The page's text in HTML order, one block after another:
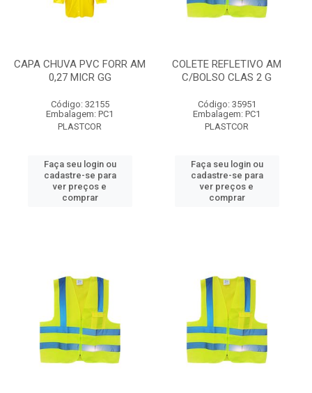
CAPA CHUVA PVC FORR AM
0,27 MICR GG
Código: 32155
Embalagem: PC1
PLASTCOR
Faça seu login ou
cadastre-se para
ver preços e
comprar
COLETE REFLETIVO AM
C/BOLSO CLAS 2 G
Código: 35951
Embalagem: PC1
PLASTCOR
Faça seu login ou
cadastre-se para
ver preços e
comprar